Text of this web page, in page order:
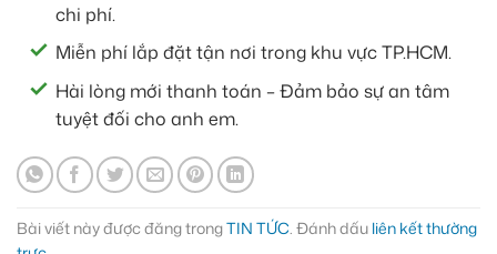
chi phí.
Miễn phí lắp đặt tận nơi trong khu vực TP.HCM.
Hài lòng mới thanh toán – Đảm bảo sự an tâm
tuyệt đối cho anh em.
Bài viết này được đăng trongTIN TỨC. Đánh dấu liên kết thường